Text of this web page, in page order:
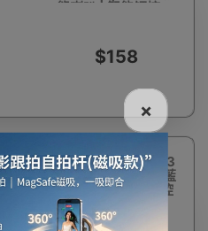
態喇叭 | 智能觸控
$158
42%
OFF
SUPERV Q01 2023
最新款掛耳式無線藍
牙耳機 | 無線觸摸控
制 | 支援通話及音
樂- 黑色
×